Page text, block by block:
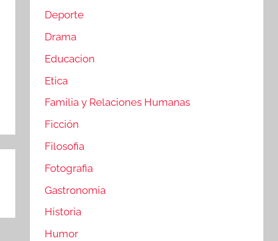
Deporte
Drama
Educacion
Etica
Familia y Relaciones Humanas
Ficción
Filosofia
Fotografia
Gastronomia
Historia
Humor